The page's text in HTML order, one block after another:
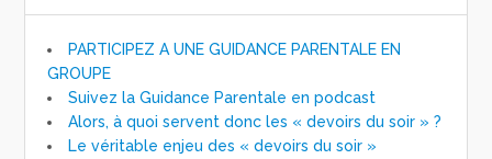
PARTICIPEZ A UNE GUIDANCE PARENTALE EN
GROUPE
Suivez la Guidance Parentale en podcast
Alors, à quoi servent donc les « devoirs du soir » ?
Le véritable enjeu des « devoirs du soir »